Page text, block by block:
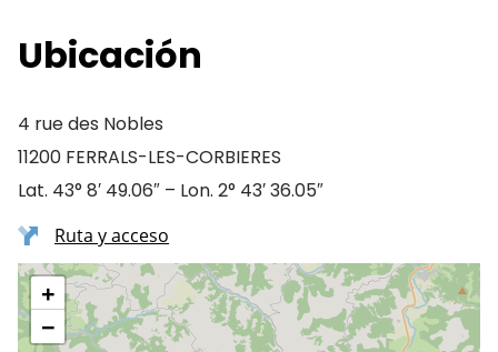
Ubicación
4 rue des Nobles
11200 FERRALS-LES-CORBIERES
Lat. 43° 8′ 49.06″ – Lon. 2° 43′ 36.05″
Ruta y acceso
+
−